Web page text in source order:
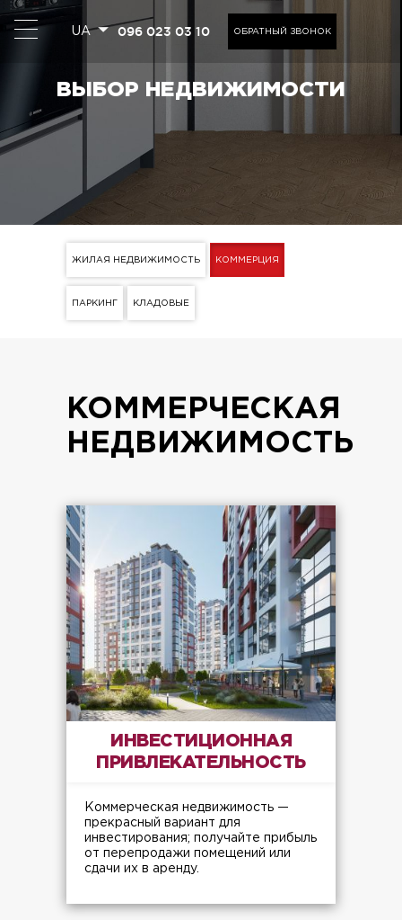
UA 096 023 03 10 ОБРАТНЫЙ ЗВОНОК
ВЫБОР НЕДВИЖИМОСТИ
ЖИЛАЯ НЕДВИЖИМОСТЬ КОММЕРЦИЯ
ПАРКИНГ КЛАДОВЫЕ
КОММЕРЧЕСКАЯ
НЕДВИЖИМОСТЬ
ИНВЕСТИЦИОННАЯ
ПРИВЛЕКАТЕЛЬНОСТЬ
Коммерческая недвижимость —
прекрасный вариант для
инвестирования; получайте прибыль
от перепродажи помещений или
сдачи их в аренду.